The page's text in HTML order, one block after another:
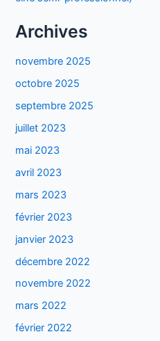
Archives
novembre 2025
octobre 2025
septembre 2025
juillet 2023
mai 2023
avril 2023
mars 2023
février 2023
janvier 2023
décembre 2022
novembre 2022
mars 2022
février 2022